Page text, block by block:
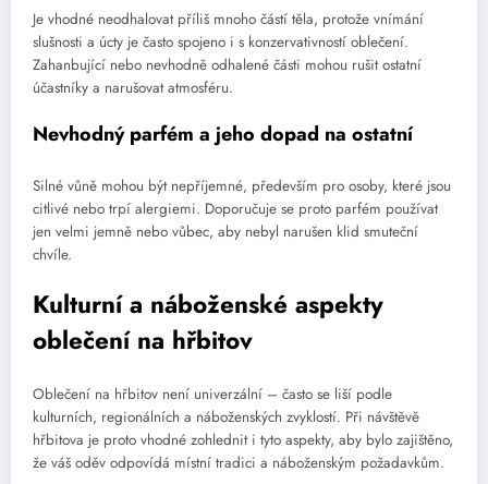
Je vhodné neodhalovat příliš mnoho částí těla, protože vnímání
slušnosti a úcty je často spojeno i s konzervativností oblečení.
Zahanbující nebo nevhodně odhalené části mohou rušit ostatní
účastníky a narušovat atmosféru.
Nevhodný parfém a jeho dopad na ostatní
Silné vůně mohou být nepříjemné, především pro osoby, které jsou
citlivé nebo trpí alergiemi. Doporučuje se proto parfém používat
jen velmi jemně nebo vůbec, aby nebyl narušen klid smuteční
chvíle.
Kulturní a náboženské aspekty
oblečení na hřbitov
Oblečení na hřbitov není univerzální – často se liší podle
kulturních, regionálních a náboženských zvyklostí. Při návštěvě
hřbitova je proto vhodné zohlednit i tyto aspekty, aby bylo zajištěno,
že váš oděv odpovídá místní tradici a náboženským požadavkům.